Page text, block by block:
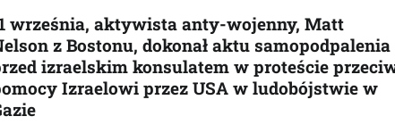
września, aktywista anty-wojenny, Matt
z Bostonu, dokonał aktu samopodpalenia
izraelskim konsulatem w proteście
Izraelowi przez USA w ludobójstwie w